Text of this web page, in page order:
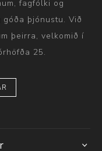
fagfólki og
þjónustu. Við
þeirra, velkomið í
25.